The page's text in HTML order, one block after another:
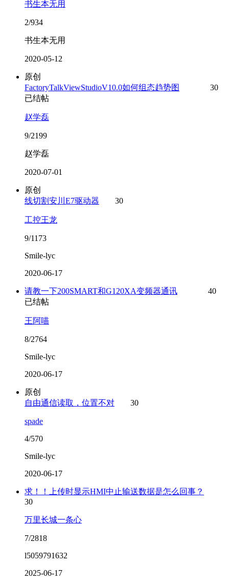
书生本无用
2/934
书生本无用
2020-05-12
原创
FactoryTalkViewStudioV10.0如何组态趋势图
30
已结帖
赵学磊
9/2199
赵学磊
2020-07-01
原创
线切割安川E7驱动器
30
工控王龙
9/1173
Smile-lyc
2020-06-17
请教一下200SMART和G120XA变频器通讯
40
已结帖
王阿喵
8/2764
Smile-lyc
2020-06-17
原创
自由通信读取，位置不对
30
spade
4/570
Smile-lyc
2020-06-17
求！！上传时显示HMI中止输送数据是怎么回事？
30
万里长城一条心
7/2818
l5059791632
2025-06-17